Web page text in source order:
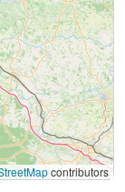
contributors